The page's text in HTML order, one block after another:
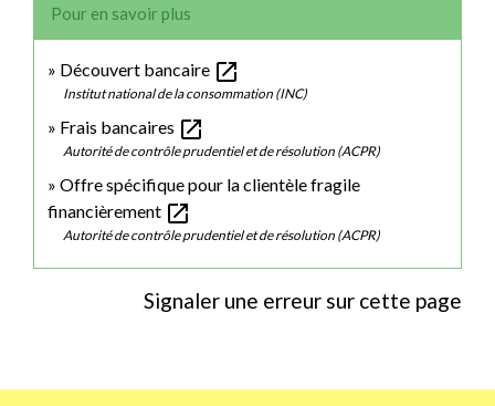
Pour en savoir plus
Découvert bancaire open_in_new
Institut national de la consommation (INC)
Frais bancaires open_in_new
Autorité de contrôle prudentiel et de résolution (ACPR)
Offre spécifique pour la clientèle fragile
financièrement open_in_new
Autorité de contrôle prudentiel et de résolution (ACPR)
Signaler une erreur sur cette page